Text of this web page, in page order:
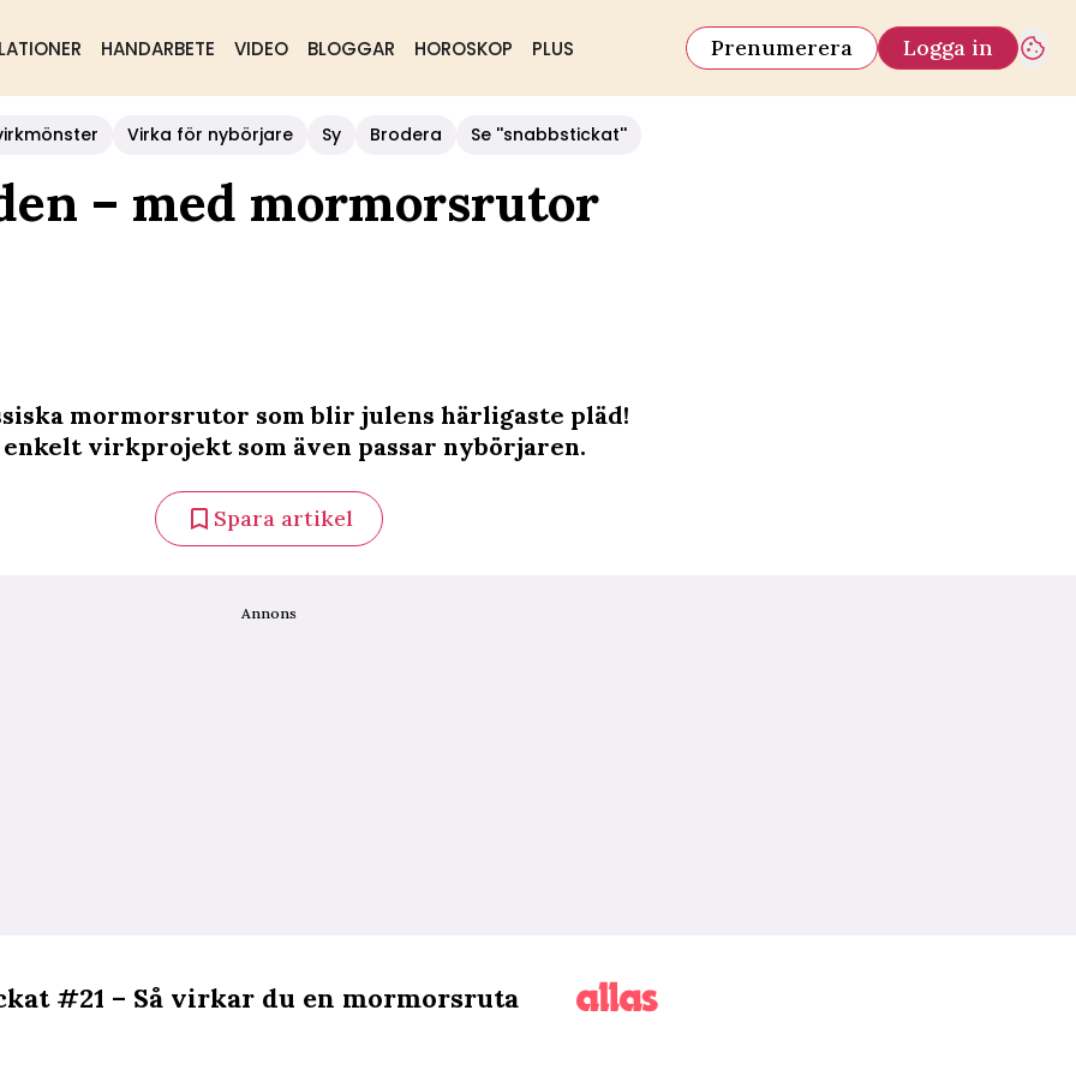
HANDARBETE VIDEO BLOGGAR HOROSKOP PLUS Prenumerera Logga in
Virka för nybörjare Sy Brodera Se ''snabbstickat''
– med mormorsrutor
mormorsrutor som blir julens härligaste pläd!
virkprojekt som även passar nybörjaren.
Spara artikel
Annons
#21 – Så virkar du en mormorsruta